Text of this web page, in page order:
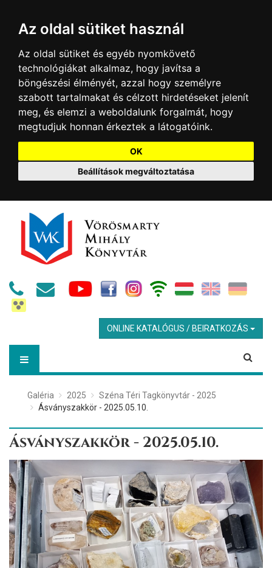
Az oldal sütiket használ
Az oldal sütiket és egyéb nyomkövető
technológiákat alkalmaz, hogy javítsa a
böngészési élményét, azzal hogy személyre
szabott tartalmakat és célzott hirdetéseket jelenít
meg, és elemzi a weboldalunk forgalmát, hogy
megtudjuk honnan érkeztek a látogatóink.
OK
Beállítások megváltoztatása
ONLINE KATALÓGUS / BEIRATKOZÁS
Galéria 2025
Széna Téri Tagkönyvtár - 2025
Ásványszakkör - 2025.05.10.
Ásványszakkör - 2025.05.10.